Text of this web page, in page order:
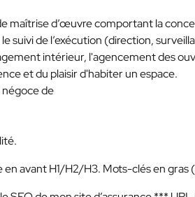
maîtrise d’œuvre comportant la
suivi de l’exécution (direction,
intérieur, l'agencement des
et du plaisir d'habiter un espace.
de
avant H1/H2/H3. Mots-clés en gras